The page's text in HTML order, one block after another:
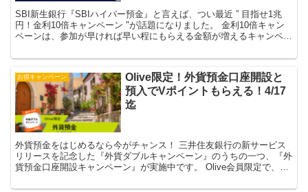
SBI新生銀行『SBIハイパー預金』と言えば、つい最近 ” 目指せ1兆
円！金利10倍キャンペーン "が話題になりました。 金利10倍キャン
ペーンは、参加が早ければ早い程にもらえる金額が増えるキャンペー
お得キャンペーン
Olive限定！外貨預金口座開設と
預入でVポイントもらえる！4/17
迄
外貨預金をはじめるなら今がチャンス！ 三井住友銀行の新サービス
リリースを記念した『外貨ダブルキャンペーン』のうちの一つ、『外
貨預金口座開設キャンペーン』が実施中です。 Olive会員限定で、4